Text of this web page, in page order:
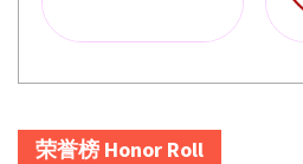
荣誉榜 Honor Roll